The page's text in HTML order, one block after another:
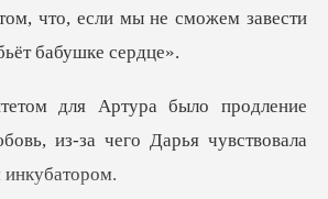
мы не сможем завести
ение
из-за чего Дарь